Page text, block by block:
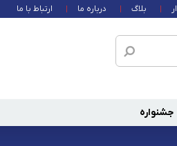
بلاگ درباره ما ارتباط با ما
جشنواره